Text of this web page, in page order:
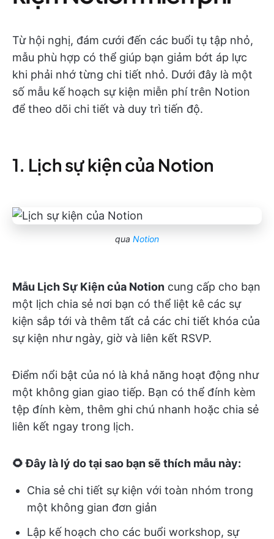
Từ hội nghị, đám cưới đến các buổi tụ tập nhỏ,
mẫu phù hợp có thể giúp bạn giảm bớt áp lực
khi phải nhớ từng chi tiết nhỏ. Dưới đây là một
số mẫu kế hoạch sự kiện miễn phí trên Notion
để theo dõi chi tiết và duy trì tiến độ.
1. Lịch sự kiện của Notion
qua Notion
Mẫu Lịch Sự Kiện của Notion cung cấp cho bạn
một lịch chia sẻ nơi bạn có thể liệt kê các sự
kiện sắp tới và thêm tất cả các chi tiết khóa của
sự kiện như ngày, giờ và liên kết RSVP.
Điểm nổi bật của nó là khả năng hoạt động như
một không gian giao tiếp. Bạn có thể đính kèm
tệp đính kèm, thêm ghi chú nhanh hoặc chia sẻ
liên kết ngay trong lịch.
🌻 Đây là lý do tại sao bạn sẽ thích mẫu này:
Chia sẻ chi tiết sự kiện với toàn nhóm trong
một không gian đơn giản
Lập kế hoạch cho các buổi workshop, sự